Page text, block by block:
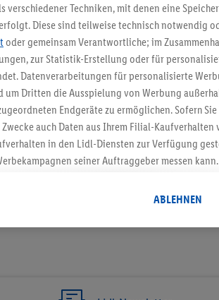
5.95 €
Jetzt zum
Gutschein
verschiedener Techniken, mit denen eine
Diese sind teilweise technisch notwendig
oder gemeinsam Verantwortliche; im
zur Statistik-Erstellung oder für
Datenverarbeitungen für personalisierte
um Dritten die Ausspielung von Werbung
Endgeräte zu ermöglichen. Sofern
auch Daten aus Ihrem Filial-
in den Lidl-Diensten zur Verfügung
seiner Auftraggeber messen kann.
die Zusammenführung von Daten (z.B. über
Informationen aus Ihrem Kundenkonto - z.B. Alter
verschiedene Endgeräte und Lidl-Dienste
ABLEHNEN